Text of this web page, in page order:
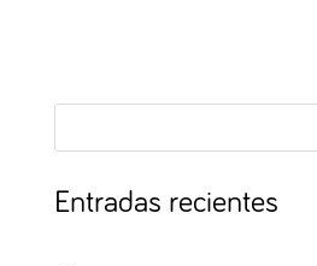
Entradas recientes